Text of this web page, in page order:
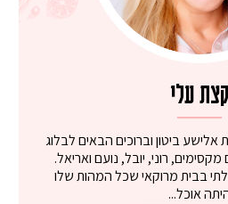
קצת עלי
אלישע ביטון וברוכים הבאים לבלוג
אמא ל-4 ילדים מקסימים, רוני, יובל, נועם ואריאל.
בבית מרוקאי שכל המהות שלו
אוכל...